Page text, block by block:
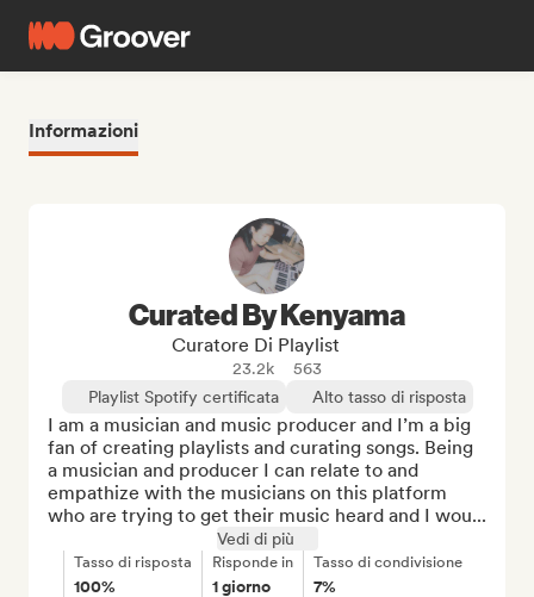
Informazioni
Curated By Kenyama
Curatore Di Playlist
23.2k
563
Playlist Spotify certificata
Alto tasso di risposta
I am a musician and music producer and I’m a big
fan of creating playlists and curating songs. Being
a musician and producer I can relate to and
empathize with the musicians on this platform
who are trying to get their music heard and I wou...
Vedi di più
Tasso di risposta
100%
Risponde in
1 giorno
Tasso di condivisione
7%